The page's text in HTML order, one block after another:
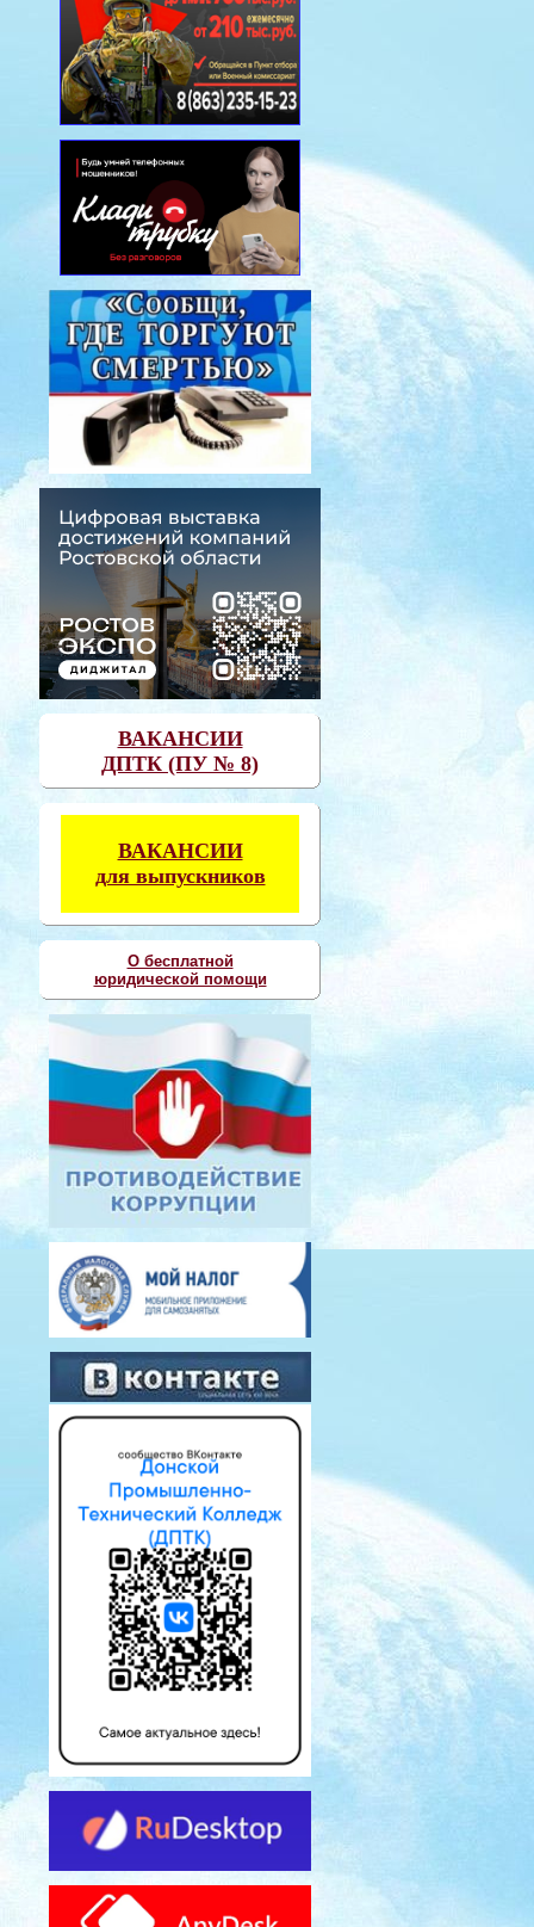
ВАКАНСИИ
ДПТК (ПУ № 8)
ВАКАНСИИ
для выпускников
О бесплатной
юридической помощи